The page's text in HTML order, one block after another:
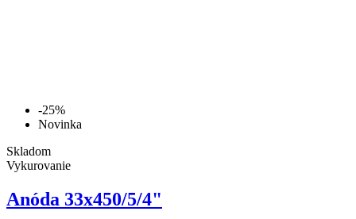
-25%
Novinka
Skladom
Vykurovanie
Anóda 33x450/5/4"